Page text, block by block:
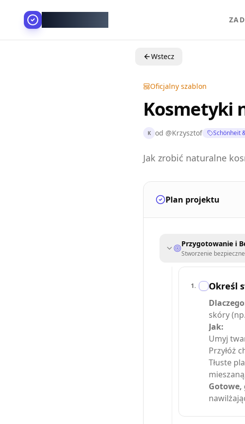
Wstecz
Oficjalny szablon
Kosmetyki
K od @Krzysztof Schönheit
Jak zrobić naturalne
Plan projektu
Przygotowanie i
Stworzenie
1. Określ
skóry
Jak:
Umyj
Przyłóż
Tłuste
Gotowe,